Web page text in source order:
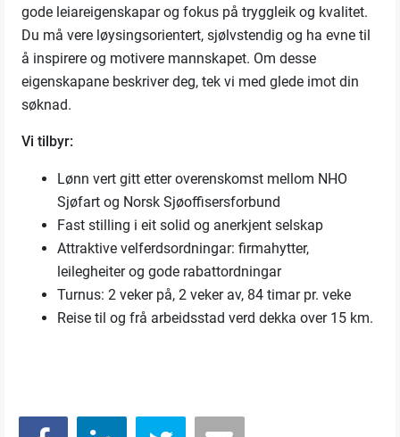
gode leiareigenskapar og fokus på tryggleik og kvalitet.
Du må vere løysingsorientert, sjølvstendig og ha evne til
å inspirere og motivere mannskapet. Om desse
eigenskapane beskriver deg, tek vi med glede imot din
søknad.
Vi tilbyr:
Lønn vert gitt etter overenskomst mellom NHO
Sjøfart og Norsk Sjøoffisersforbund
Fast stilling i eit solid og anerkjent selskap
Attraktive velferdsordningar: firmahytter,
leilegheiter og gode rabattordningar
Turnus: 2 veker på, 2 veker av, 84 timar pr. veke
Reise til og frå arbeidsstad verd dekka over 15 km.